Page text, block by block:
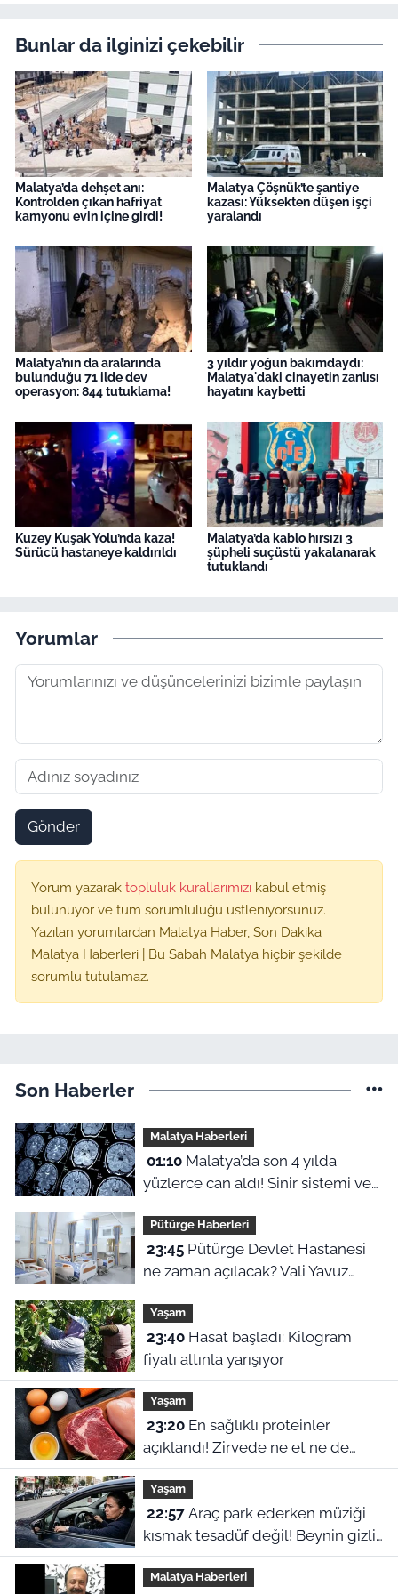
Bunlar da ilginizi çekebilir
Malatya’da dehşet anı:
Kontrolden çıkan hafriyat
kamyonu evin içine girdi!
Malatya Çöşnük’te şantiye
kazası: Yüksekten düşen işçi
yaralandı
Malatya’nın da aralarında
bulunduğu 71 ilde dev
operasyon: 844 tutuklama!
3 yıldır yoğun bakımdaydı:
Malatya'daki cinayetin zanlısı
hayatını kaybetti
Kuzey Kuşak Yolu’nda kaza!
Sürücü hastaneye kaldırıldı
Malatya’da kablo hırsızı 3
şüpheli suçüstü yakalanarak
tutuklandı
Yorumlar
Gönder
Yorum yazarak topluluk kurallarımızı kabul etmiş
bulunuyor ve tüm sorumluluğu üstleniyorsunuz.
Yazılan yorumlardan Malatya Haber, Son Dakika
Malatya Haberleri | Bu Sabah Malatya hiçbir şekilde
sorumlu tutulamaz.
Son Haberler
Malatya Haberleri
01:10Malatya’da son 4 yılda
yüzlerce can aldı! Sinir sistemi ve
duyu organı hastalıklarında şok
veriler
Pütürge Haberleri
23:45Pütürge Devlet Hastanesi
ne zaman açılacak? Vali Yavuz
açıkladı
Yaşam
23:40Hasat başladı: Kilogram
fiyatı altınla yarışıyor
Yaşam
23:20En sağlıklı proteinler
açıklandı! Zirvede ne et ne de
yumurta var
Yaşam
22:57Araç park ederken müziği
kısmak tesadüf değil! Beynin gizli
refleksiymiş
Malatya Haberleri